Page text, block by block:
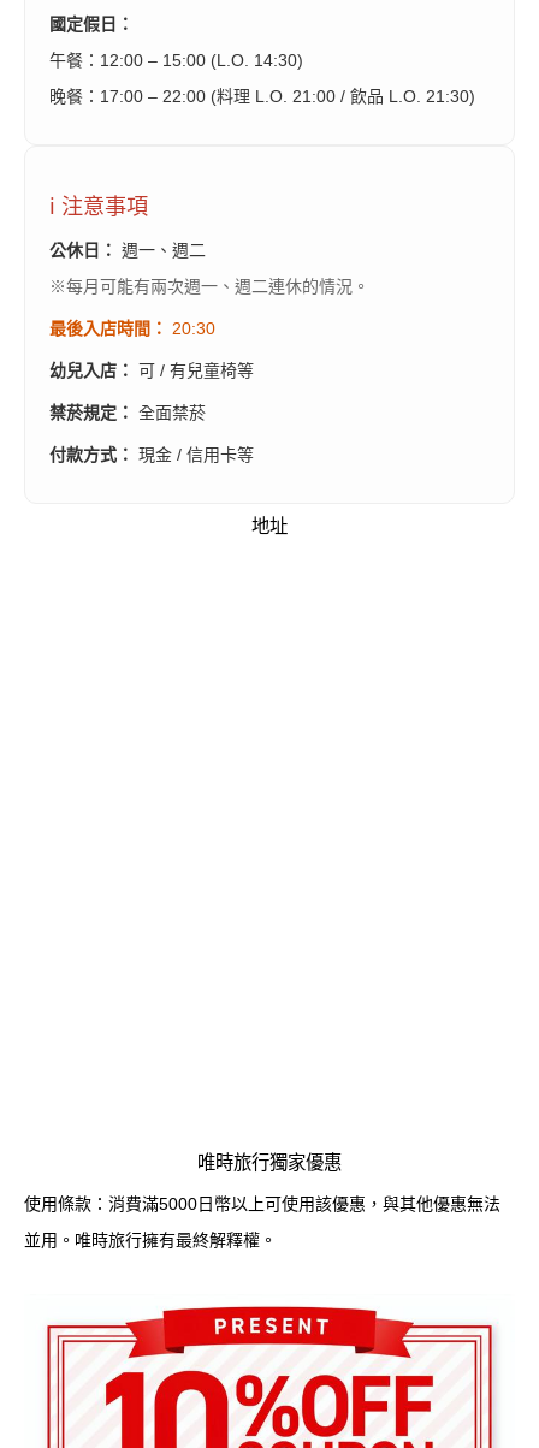
國定假日：
午餐：12:00 – 15:00 (L.O. 14:30)
晚餐：17:00 – 22:00 (料理 L.O. 21:00 / 飲品 L.O. 21:30)
ℹ️ 注意事項
公休日： 週一、週二
※每月可能有兩次週一、週二連休的情況。
最後入店時間： 20:30
幼兒入店： 可 / 有兒童椅等
禁菸規定： 全面禁菸
付款方式： 現金 / 信用卡等
地址
唯時旅行獨家優惠
使用條款：消費滿5000日幣以上可使用該優惠，與其他優惠無法
並用。唯時旅行擁有最終解釋權。